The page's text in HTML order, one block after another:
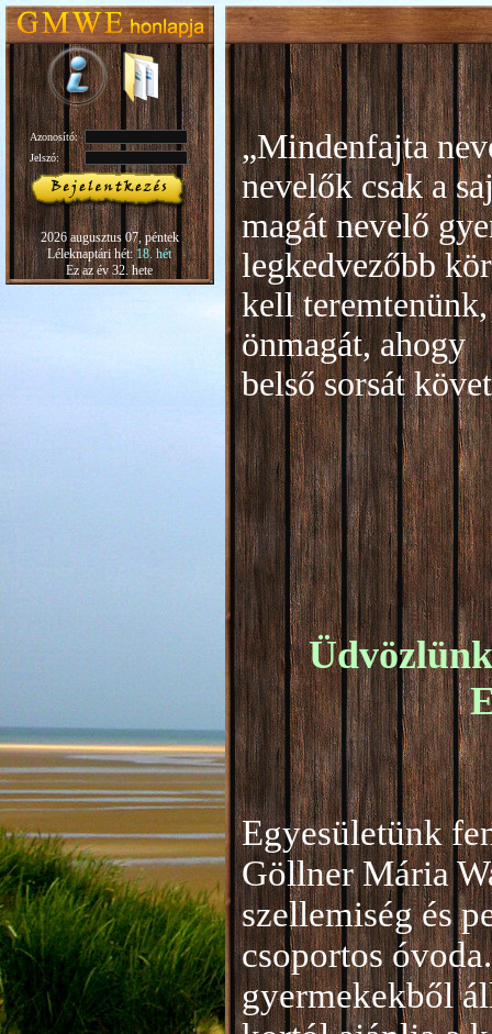
Azonosító:
Jelszó:
2026 augusztus 07, péntek
Léleknaptári hét:18. hét
Ez az év 32. hete
„Mindenfajta
nevelők csak a
magát nevelő
legkedvezőbb
kell
önmagát, ahogy
belső sorsát
Egyesületünk
Göllner Mária
szellemiség és
csoportos
gyermekekből